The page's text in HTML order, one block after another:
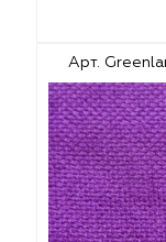
Арт.